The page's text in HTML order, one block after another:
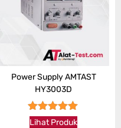
Power Supply AMTAST
HY3003D
★★★★★
Lihat Produk